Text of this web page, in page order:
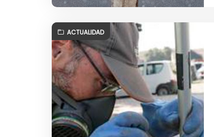
ACTUALIDAD